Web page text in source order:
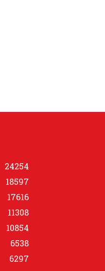
24254
18597
17616
11308
10854
6538
6297